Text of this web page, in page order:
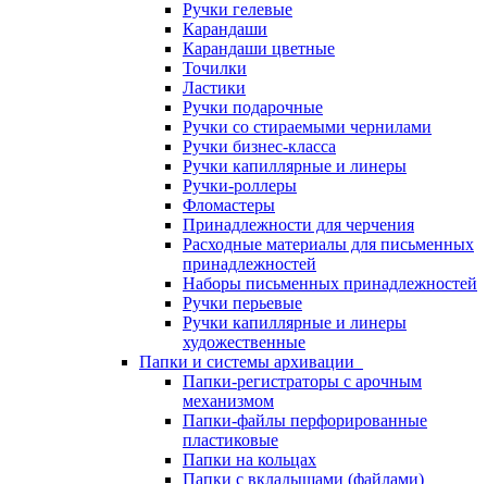
Ручки гелевые
Карандаши
Карандаши цветные
Точилки
Ластики
Ручки подарочные
Ручки со стираемыми чернилами
Ручки бизнес-класса
Ручки капиллярные и линеры
Ручки-роллеры
Фломастеры
Принадлежности для черчения
Расходные материалы для письменных
принадлежностей
Наборы письменных принадлежностей
Ручки перьевые
Ручки капиллярные и линеры
художественные
Папки и системы архивации
Папки-регистраторы с арочным
механизмом
Папки-файлы перфорированные
пластиковые
Папки на кольцах
Папки с вкладышами (файлами)